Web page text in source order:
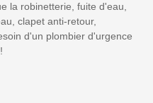
la robinetterie, fuite d'eau,
clapet anti-retour,
d'un plombier d'urgence